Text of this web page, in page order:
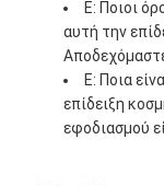
Ε: Ποιοι
αυτή την
Ε: Ποια
επίδειξη
εφοδιασμού